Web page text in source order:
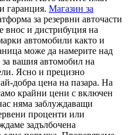
гаранция. Магазин за
за резервни авточасти
внос и дистрибуция на
автомобили както и
може да намерите над
за вашия автомобил на
Ясно и прецизно
добра цена на пазара. На
крайни цени с включен
няма заблуждаващи
проценти или
задълбочена